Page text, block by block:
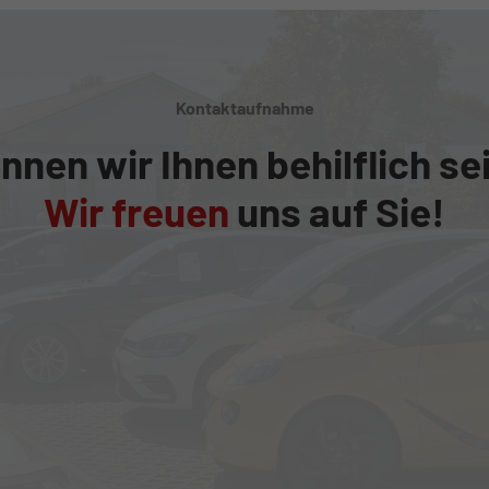
Kontaktaufnahme
wir Ihnen behilflich
Wir freuen uns auf Sie!